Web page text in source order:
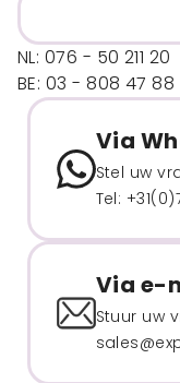
NL: 076 - 50 211 20
BE: 03 - 808 47 88
Via
Stel uw
Tel:
Via e-
Stuur uw